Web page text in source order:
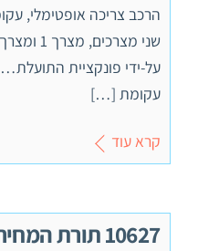
על-ידי פונקציית
עקומת […]
קרא עוד
10627 תורת המחירים א